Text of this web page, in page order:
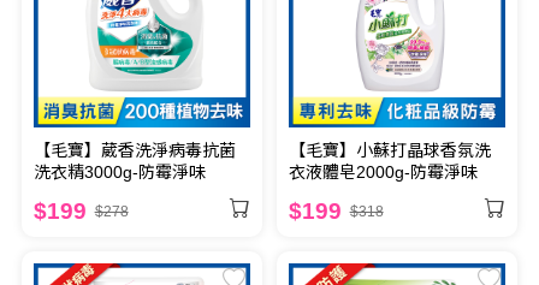
【毛寶】葳香洗淨病毒抗菌
洗衣精3000g-防霉淨味
$199 $278
【毛寶】小蘇打晶球香氛洗
衣液體皂2000g-防霉淨味
$199 $318